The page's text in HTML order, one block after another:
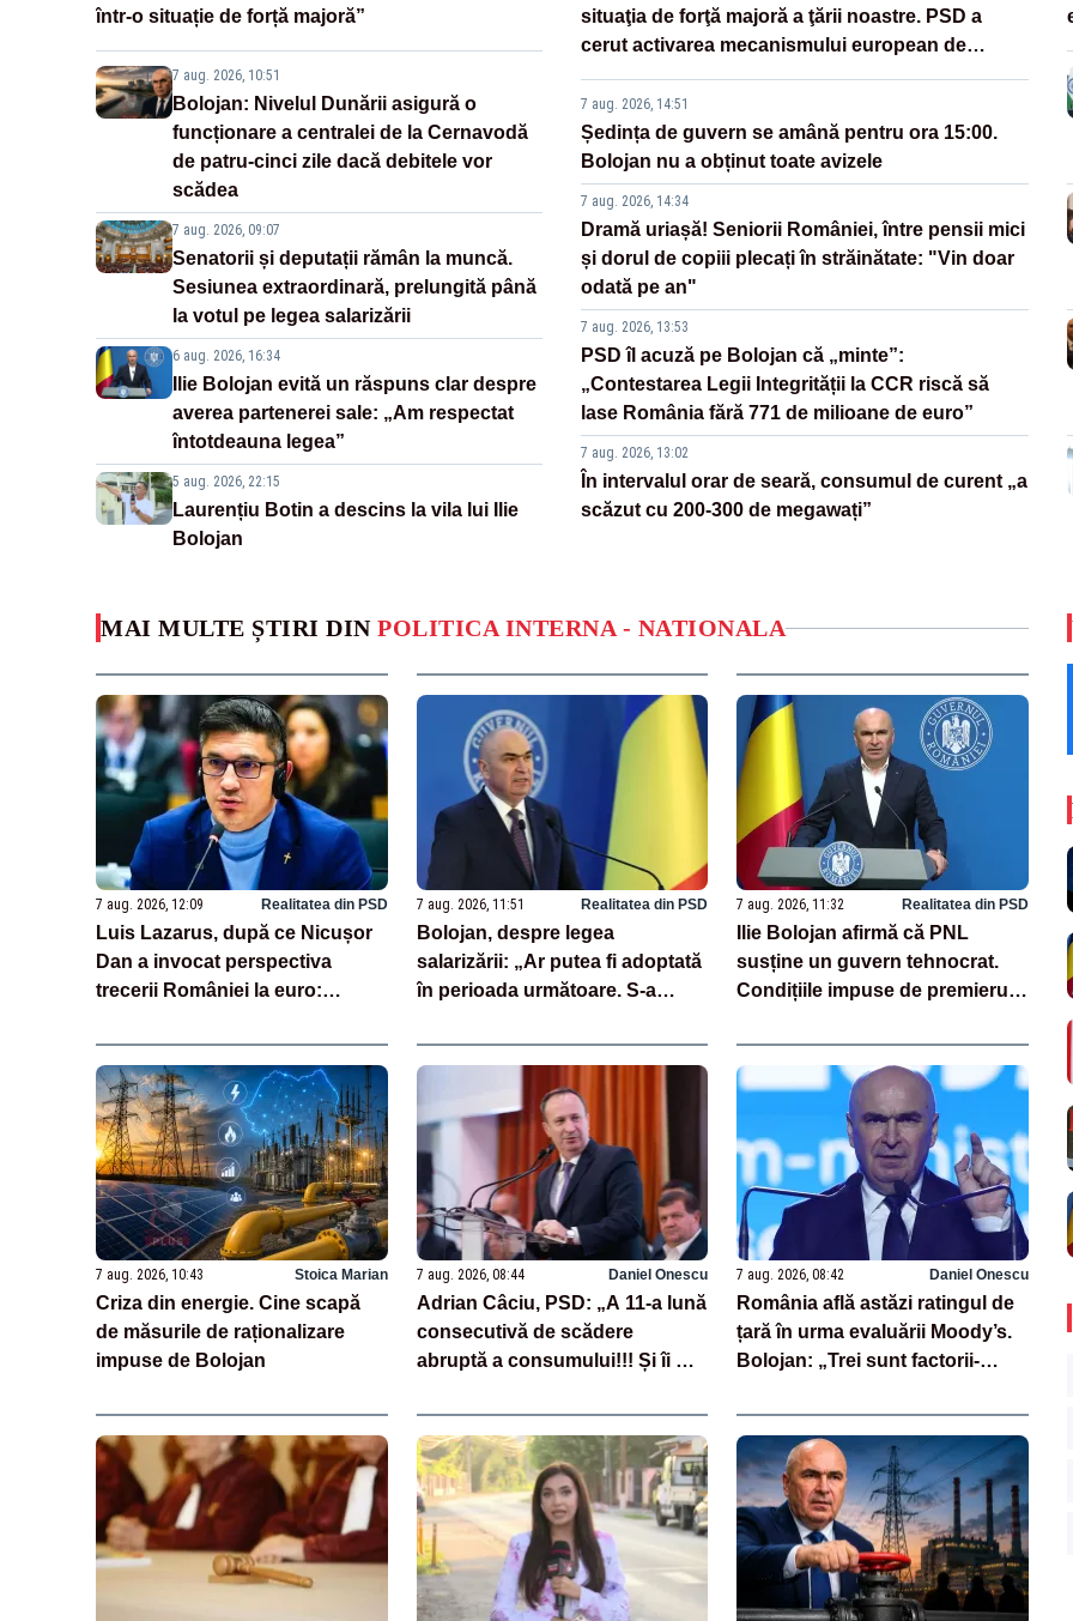
într-o situație de forță majoră”
7 aug. 2026, 10:51
Bolojan: Nivelul Dunării asigură o
funcționare a centralei de la Cernavodă
de patru-cinci zile dacă debitele vor
scădea
7 aug. 2026, 09:07
Senatorii și deputații rămân la muncă.
Sesiunea extraordinară, prelungită până
la votul pe legea salarizării
6 aug. 2026, 16:34
Ilie Bolojan evită un răspuns clar despre
averea partenerei sale: „Am respectat
întotdeauna legea”
5 aug. 2026, 22:15
Laurențiu Botin a descins la vila lui Ilie
Bolojan
situaţia de forţă majoră a ţării noastre. PSD a
cerut activarea mecanismului european de
7 aug. 2026, 14:51
Ședința de guvern se amână pentru ora 15:00.
Bolojan nu a obținut toate avizele
7 aug. 2026, 14:34
Dramă uriașă! Seniorii României, între pensii mici
și dorul de copiii plecați în străinătate: "Vin doar
odată pe an"
7 aug. 2026, 13:53
PSD îl acuză pe Bolojan că „minte”:
„Contestarea Legii Integrității la CCR riscă să
lase România fără 771 de milioane de euro”
7 aug. 2026, 13:02
În intervalul orar de seară, consumul de curent „a
scăzut cu 200-300 de megawați”
MAI MULTE ȘTIRI DIN POLITICA INTERNA - NATIONALA
7 aug. 2026, 12:09 Realitatea din PSD
Luis Lazarus, după ce Nicușor
Dan a invocat perspectiva
trecerii României la euro:
suveranitate”
7 aug. 2026, 11:51 Realitatea din PSD
Bolojan, despre legea
salarizării: „Ar putea fi adoptată
în perioada următoare. S-a
unor discursuri iresponsabile în
spaţiul public”
7 aug. 2026, 11:32 Realitatea din PSD
Ilie Bolojan afirmă că PNL
susține un guvern tehnocrat.
Condițiile impuse de premierul
7 aug. 2026, 10:43 Stoica Marian
Criza din energie. Cine scapă
de măsurile de raționalizare
impuse de Bolojan
7 aug. 2026, 08:44 Daniel Onescu
Adrian Câciu, PSD: „A 11-a lună
consecutivă de scădere
abruptă a consumului!!! Și îi mai
recesiunea”
7 aug. 2026, 08:42 Daniel Onescu
România află astăzi ratingul de
țară în urma evaluării Moody’s.
Bolojan: „Trei sunt factorii-
evaluări”